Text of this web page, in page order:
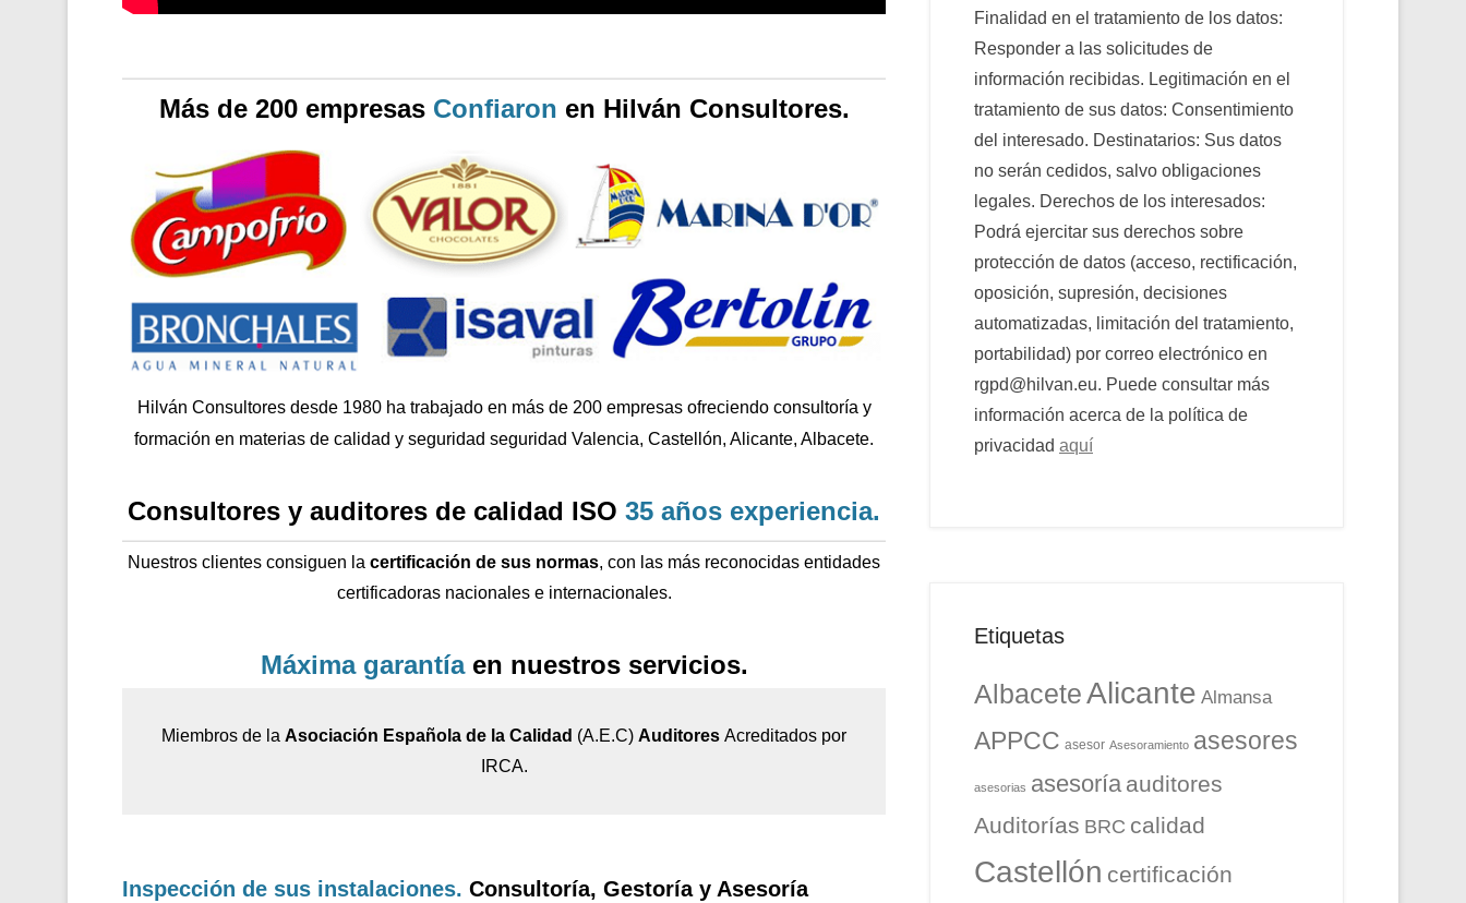
Más de 200 empresas Confiaron en Hilván Consultores.
Hilván Consultores desde 1980 ha trabajado en más de 200 empresas ofreciendo consultoría y
formación en materias de calidad y seguridad seguridad Valencia, Castellón, Alicante, Albacete.
Consultores y auditores de calidad ISO 35 años experiencia.
Nuestros clientes consiguen la certificación de sus normas, con las más reconocidas entidades
certificadoras nacionales e internacionales.
Máxima garantíaen nuestros servicios.
Miembros de la Asociación Española de la Calidad (A.E.C) Auditores Acreditados por
IRCA.
Inspección de sus instalaciones. Consultoría, Gestoría y Asesoría
Finalidad en el tratamiento de los datos:
Responder a las solicitudes de
información recibidas. Legitimación en el
tratamiento de sus datos: Consentimiento
del interesado. Destinatarios: Sus datos
no serán cedidos, salvo obligaciones
legales. Derechos de los interesados:
Podrá ejercitar sus derechos sobre
protección de datos (acceso, rectificación,
oposición, supresión, decisiones
automatizadas, limitación del tratamiento,
portabilidad) por correo electrónico en
rgpd@hilvan.eu. Puede consultar más
información acerca de la política de
privacidad aquí
Etiquetas
AlbaceteAlicante Almansa
APPCC asesor Asesoramiento asesores
asesorias asesoría auditores
Auditorías BRC calidad
Castellón certificación